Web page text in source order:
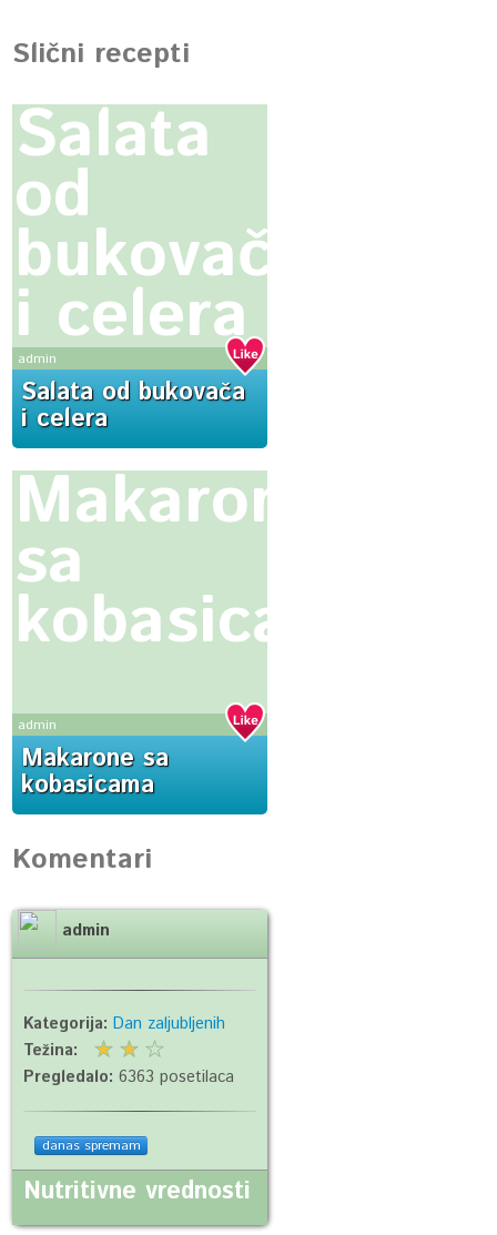
Slični recepti
Salata
od
bukovača
i celera
admin
Salata od bukovača
i celera
Makarone
sa
kobasicama
admin
Makarone sa
kobasicama
Komentari
admin
Kategorija:Dan zaljubljenih
Težina:
Pregledalo: 6363 posetilaca
danas spremam
Nutritivne vrednosti